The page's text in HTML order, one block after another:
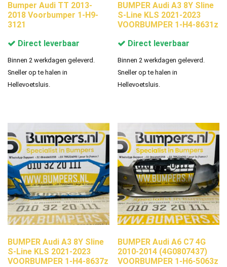
Bumper Audi TT 2013-
2018 Voorbumper 1-H9-
3121
Direct leverbaar
Binnen 2 werkdagen geleverd.
Sneller op te halen in
Hellevoetsluis.
BUMPER Audi A3 8Y Sline
S-Line KLS 2021-2023
VOORBUMPER 1-H4-8631z
Direct leverbaar
Binnen 2 werkdagen geleverd.
Sneller op te halen in
Hellevoetsluis.
BUMPER Audi A3 8Y Sline
S-Line KLS 2021-2023
VOORBUMPER 1-H4-8637z
BUMPER Audi A6 C7 4G
2010-2014 (4G0807437)
VOORBUMPER 1-H6-5063z